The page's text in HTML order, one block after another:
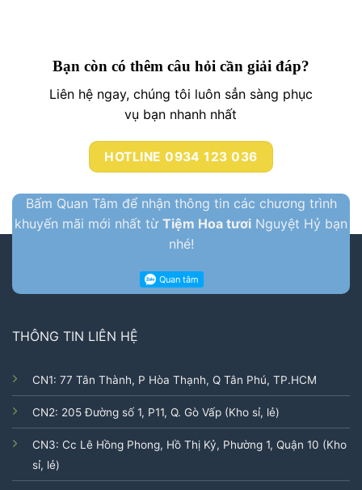
Bạn còn có thêm câu hỏi cần giải đáp?
Liên hệ ngay, chúng tôi luôn sẳn sàng phục
vụ bạn nhanh nhất
HOTLINE 0934 123 036
Bấm Quan Tâm để nhận thông tin các chương trình
khuyến mãi mới nhất từ Tiệm Hoa tươi Nguyệt Hỷ bạn
nhé!
THÔNG TIN LIÊN HỆ
CN1: 77 Tân Thành, P Hòa Thạnh, Q Tân Phú, TP.HCM
CN2: 205 Đường số 1, P11, Q. Gò Vấp (Kho sỉ, lẻ)
CN3: Cc Lê Hồng Phong, Hồ Thị Kỷ, Phường 1, Quận 10 (Kho
sỉ, lẻ)